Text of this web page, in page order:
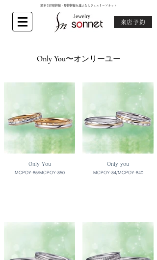
熊本で結婚指輪・婚約指輪を選ぶならジュエリーソネット
来店予約
Only You〜オンリーユー
Only You
MCPOY-85/MCPOY-850
Only you
MCPOY-84/MCPOY-840